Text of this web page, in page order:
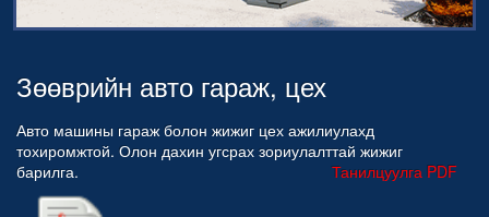
Зөөврийн авто гараж, цех
Авто машины гараж болон жижиг цех ажилиулахд
тохиромжтой. Олон дахин угсрах зориулалттай жижиг
барилга. Танилцуулга PDF